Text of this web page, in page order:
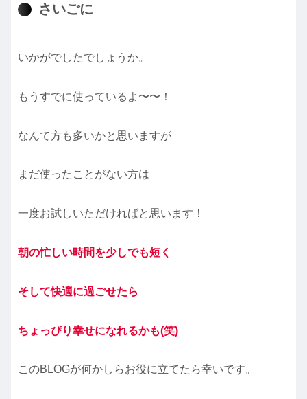
さいごに
いかがでしたでしょうか。
もうすでに使っているよ〜〜！
なんて方も多いかと思いますが
まだ使ったことがない方は
一度お試しいただければと思います！
朝の忙しい時間を少しでも短く
そして快適に過ごせたら
ちょっぴり幸せになれるかも(笑)
このBLOGが何かしらお役に立てたら幸いです。